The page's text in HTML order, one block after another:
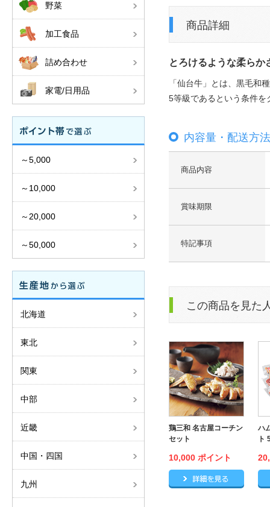
商品詳細
とろけるような柔らか
「仙台牛」とは、黒毛和
5等級であるという条件
内容量・配送方
商品内容
賞味期限
特記事項
この商品を見た
鶏三和 名古屋コーチン
セット
10,000 ポイント
ハ
ト
野菜
加工食品
詰め合わせ
家電/日用品
～5,000
～10,000
～20,000
～50,000
北海道
東北
関東
中部
近畿
中国・四国
九州